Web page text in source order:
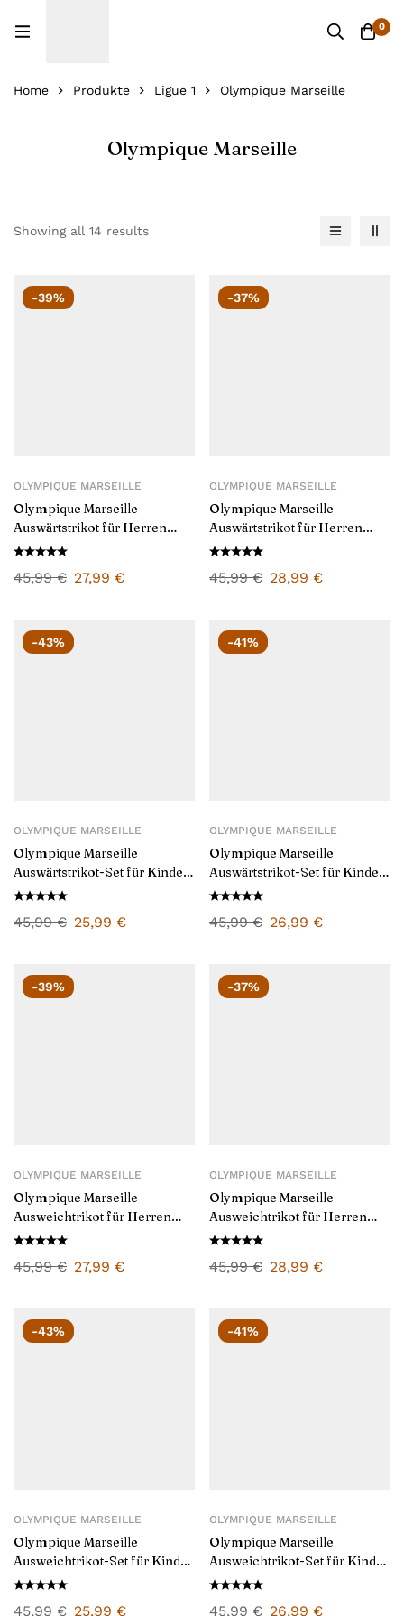
0
Home Produkte Ligue 1 Olympique Marseille
Olympique Marseille
Showing all 14 results
-39%
OLYMPIQUE MARSEILLE
Olympique Marseille
Auswärtstrikot für Herren
2024/25
45,99€ 27,99 €
-37%
OLYMPIQUE MARSEILLE
Olympique Marseille
Auswärtstrikot für Herren
2025/26
45,99€ 28,99 €
-43%
OLYMPIQUE MARSEILLE
Olympique Marseille
Auswärtstrikot-Set für Kinder
2024/25
45,99€ 25,99 €
-41%
OLYMPIQUE MARSEILLE
Olympique Marseille
Auswärtstrikot-Set für Kinder
2025/26
45,99€ 26,99 €
-39%
OLYMPIQUE MARSEILLE
Olympique Marseille
Ausweichtrikot für Herren
2024/25
45,99€ 27,99 €
-37%
OLYMPIQUE MARSEILLE
Olympique Marseille
Ausweichtrikot für Herren
2025/26
45,99€ 28,99 €
-43%
OLYMPIQUE MARSEILLE
Olympique Marseille
Ausweichtrikot-Set für Kinder
2024/25
45,99€ 25,99 €
-41%
OLYMPIQUE MARSEILLE
Olympique Marseille
Ausweichtrikot-Set für Kinder
2025/26
45,99€ 26,99 €